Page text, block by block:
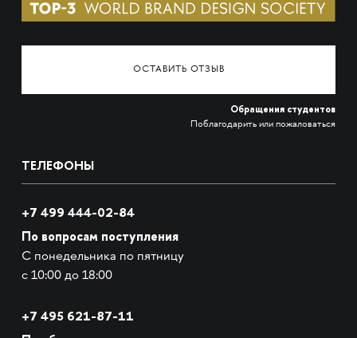
ОСТАВИТЬ ОТЗЫВ
Обращения студентов
Поблагодарить или пожаловаться
ТЕЛЕФОНЫ
+7 499 444-02-84
По вопросам поступления
С понедельника по пятницу
с 10:00 до 18:00
+7 495 621-87-11